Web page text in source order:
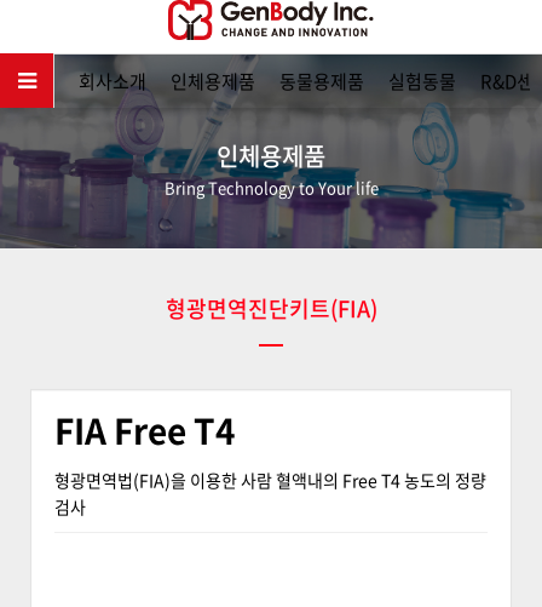
메인
회사소개 인체용제품 동물용제품 실험동물 R&D센
인체용제품
Bring Technology to Your life
형광면역진단키트(FIA)
FIA Free T4
형광면역법(FIA)을 이용한 사람 혈액내의 Free T4 농도의 정량
검사